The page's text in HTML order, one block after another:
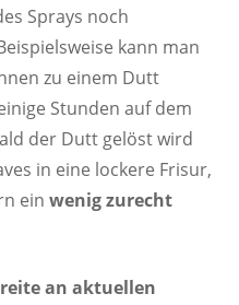
Sprays noch
kann man
zu einem Dutt
Stunden auf dem
der Dutt gelöst wird
in eine lockere Frisur,
ein wenig zurecht
an aktuellen